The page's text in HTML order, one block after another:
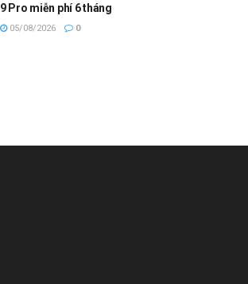
9 Pro miễn phí 6 tháng
05/08/2026 0